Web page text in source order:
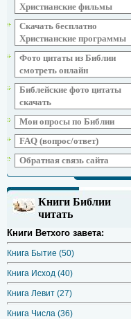
Христианские фильмы
Скачать бесплатно
Христианские программы
Фото цитаты из Библии
смотреть онлайн
Библейские фото цитаты
скачать
Мои опросы по Библии
FAQ (вопрос/ответ)
Обратная связь сайта
Книги Библии
читать
Книги Ветхого завета:
Книга Бытие (50)
Книга Исход (40)
Книга Левит (27)
Книга Числа (36)